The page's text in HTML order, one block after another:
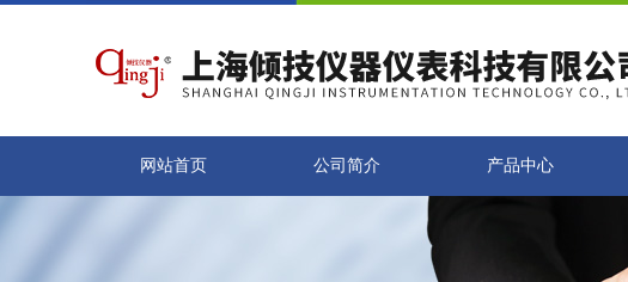
网站首页 公司简介 产品中心